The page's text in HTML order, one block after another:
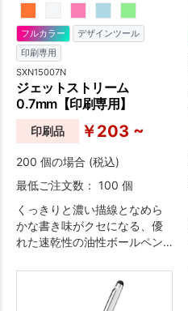
フルカラー
デザインツール
印刷専用
SXN15007N
ジェットストリーム
0.7mm【印刷専用】
印刷品 ￥203 ~
200 個の場合 (税込)
最低ご注文数： 100 個
くっきりと濃い描線となめら
かな書き味がクセになる、優
れた速乾性の油性ボールペン
いただけますので、お渡しし
て長くご使用いただくことも